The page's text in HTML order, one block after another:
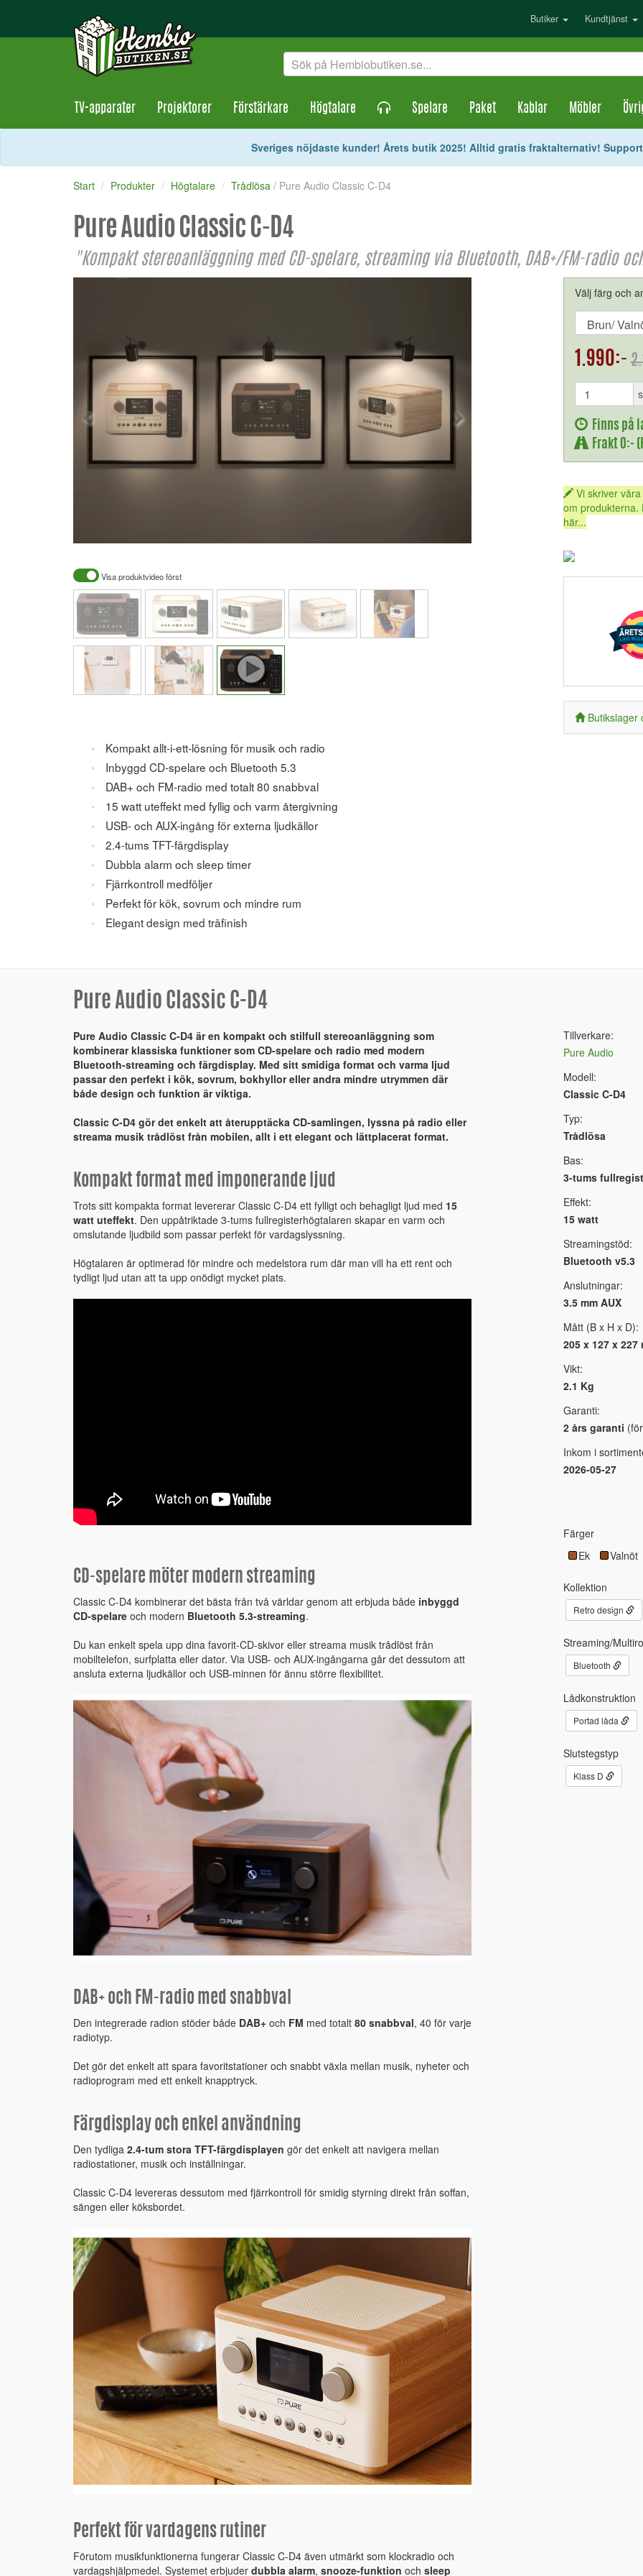
Butiker Kundtjänst
TV-apparater Projektorer Förstärkare Högtalare Spelare Paket Kablar Möbler
Sveriges nöjdaste kunder! Årets butik 2025! Alltid gratis fraktalternativ!
Start Produkter Högtalare Trådlösa / Pure Audio Classic C-D4
Pure Audio Classic C-D4
"Kompakt stereoanläggning med CD-spelare, streaming via Bluetooth, DAB+/FM-radio
Visa produktvideo först
Kompakt allt-i-ett-lösning för musik och radio
Inbyggd CD-spelare och Bluetooth 5.3
DAB+ och FM-radio med totalt 80 snabbval
15 watt uteffekt med fyllig och varm återgivning
USB- och AUX-ingång för externa ljudkällor
2.4-tums TFT-färgdisplay
Dubbla alarm och sleep timer
Fjärrkontroll medföljer
Perfekt för kök, sovrum och mindre rum
Elegant design med träfinish
Välj färg och
1.990:-
Finns på
Frakt 0:-
Vi skriver våra
om produkterna.
här...
Butikslager
Pure Audio Classic C-D4
Pure Audio Classic C-D4 är en kompakt och stilfull stereoanläggning som
kombinerar klassiska funktioner som CD-spelare och radio med modern
Bluetooth-streaming och färgdisplay. Med sitt smidiga format och varma ljud
passar den perfekt i kök, sovrum, bokhyllor eller andra mindre utrymmen där
både design och funktion är viktiga.
Classic C-D4 gör det enkelt att återupptäcka CD-samlingen, lyssna på radio eller
streama musik trådlöst från mobilen, allt i ett elegant och lättplacerat format.
Kompakt format med imponerande ljud
Trots sitt kompakta format levererar Classic C-D4 ett fylligt och behagligt ljud med 15
watt uteffekt. Den uppåtriktade 3-tums fullregisterhögtalaren skapar en varm och
omslutande ljudbild som passar perfekt för vardagslyssning.
Högtalaren är optimerad för mindre och medelstora rum där man vill ha ett rent och
tydligt ljud utan att ta upp onödigt mycket plats.
CD-spelare möter modern streaming
Classic C-D4 kombinerar det bästa från två världar genom att erbjuda både inbyggd
CD-spelare och modern Bluetooth 5.3-streaming.
Du kan enkelt spela upp dina favorit-CD-skivor eller streama musik trådlöst från
mobiltelefon, surfplatta eller dator. Via USB- och AUX-ingångarna går det dessutom att
ansluta externa ljudkällor och USB-minnen för ännu större flexibilitet.
DAB+ och FM-radio med snabbval
Den integrerade radion stöder både DAB+ och FM med totalt 80 snabbval, 40 för varje
radiotyp.
Det gör det enkelt att spara favoritstationer och snabbt växla mellan musik, nyheter och
radioprogram med ett enkelt knapptryck.
Färgdisplay och enkel användning
Den tydliga 2.4-tum stora TFT-färgdisplayen gör det enkelt att navigera mellan
radiostationer, musik och inställningar.
Classic C-D4 levereras dessutom med fjärrkontroll för smidig styrning direkt från soffan,
sängen eller köksbordet.
Perfekt för vardagens rutiner
Förutom musikfunktionerna fungerar Classic C-D4 även utmärkt som klockradio och
vardagshjälpmedel. Systemet erbjuder dubbla alarm, snooze-funktion och sleep
Tillverkare:
Pure Audio
Modell:
Classic C-D4
Typ:
Trådlösa
Bas:
3-tums
Effekt:
15 watt
Streamingstöd:
Bluetooth v5.3
Anslutningar:
3.5 mm AUX
Mått (B x H x D):
205 x 127 x 227
Vikt:
2.1 Kg
Garanti:
2 års garanti
Inkom i
2026-05-27
Färger
Ek
Valnöt
Kollektion
Retro design
Streaming/
Bluetooth
Lådkonstruktion
Portad låda
Slutstegstyp
Klass D